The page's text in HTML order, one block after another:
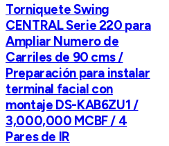
Torniquete Swing
CENTRAL Serie 220 para
Ampliar Numero de
Carriles de 90 cms /
Preparación para instalar
terminal facial con
montaje DS-KAB6ZU1 /
3,000,000 MCBF / 4
Pares de IR